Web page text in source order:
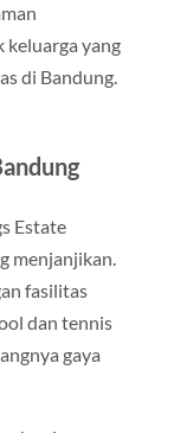
keluarga yang
di Bandung.
Estate
menjanjikan.
fasilitas
dan tennis
gaya